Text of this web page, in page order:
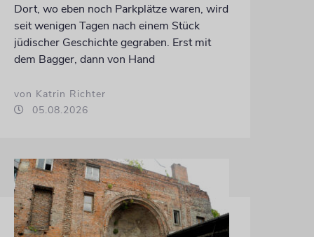
Dort, wo eben noch Parkplätze waren, wird
seit wenigen Tagen nach einem Stück
jüdischer Geschichte gegraben. Erst mit
dem Bagger, dann von Hand
von Katrin Richter
05.08.2026